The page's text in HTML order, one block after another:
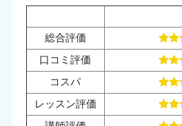
総合評価
口コミ評価
コスパ
レッスン評価